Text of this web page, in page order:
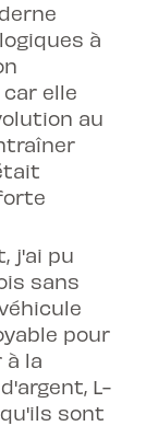
à
elle
au
j'ai pu
sans
pour
à la
L-
sont